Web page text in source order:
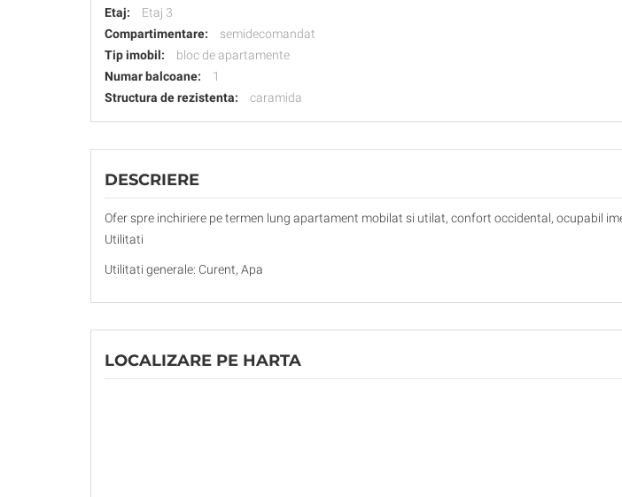
Etaj:
Etaj 3
Compartimentare:
semidecomandat
Tip imobil:
bloc de apartamente
Numar balcoane:
1
Structura de rezistenta:
caramida
DESCRIERE
Ofer spre inchiriere pe termen lung apartament mobilat si utilat, confort occidental, ocupabil
Utilitati
Utilitati generale: Curent, Apa
LOCALIZARE PE HARTA